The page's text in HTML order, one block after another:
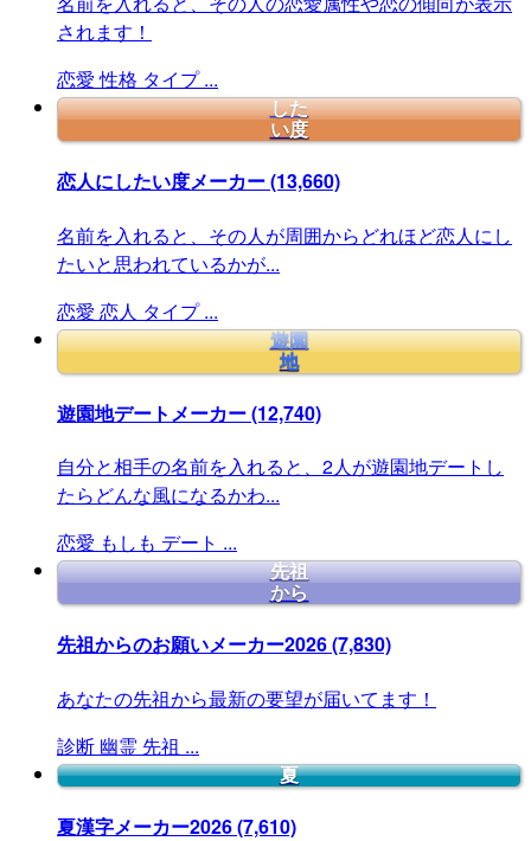
されます！
恋愛 性格 タイプ ...
した
い度
恋人にしたい度メーカー(13,660)
名前を入れると、その人が周囲からどれほど恋人にし
たいと思われているかが...
恋愛 恋人 タイプ ...
遊園
地
遊園地デートメーカー(12,740)
自分と相手の名前を入れると、2人が遊園地デートし
たらどんな風になるかわ...
恋愛 もしも デート ...
先祖
から
先祖からのお願いメーカー2026(7,830)
あなたの先祖から最新の要望が届いてます！
診断 幽霊 先祖 ...
夏
夏漢字メーカー2026(7,610)